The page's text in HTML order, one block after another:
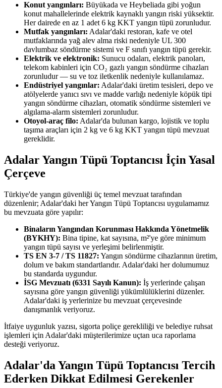
Konut yangınları: Büyükada ve Heybeliada gibi yoğun
konut mahallelerinde elektrik kaynaklı yangın riski yüksektir.
Her dairede en az 1 adet 6 kg KKT yangın tüpü zorunludur.
Mutfak yangınları: Adalar'daki restoran, kafe ve otel
mutfaklarında yağ alev alma riski nedeniyle UL 300
davlumbaz söndürme sistemi ve F sınıfı yangın tüpü gerekir.
Elektrik ve elektronik: Sunucu odaları, elektrik panoları,
telekom kabinleri için CO₂ gazlı yangın söndürme cihazları
zorunludur — su ve toz iletkenlik nedeniyle kullanılamaz.
Endüstriyel yangınlar: Adalar'daki üretim tesisleri, depo ve
atölyelerde yanıcı sıvı ve madde varlığı nedeniyle köpük tipi
yangın söndürme cihazları, otomatik söndürme sistemleri ve
algılama-alarm sistemleri zorunludur.
Otoyol-araç filo: Adalar'da bulunan kargo, lojistik ve toplu
taşıma araçları için 2 kg ve 6 kg KKT yangın tüpü mevzuat
gereklidir.
Adalar Yangın Tüpü Toptancısı İçin Yasal
Çerçeve
Türkiye'de yangın güvenliği üç temel mevzuat tarafından
düzenlenir; Adalar'daki her Yangın Tüpü Toptancısı uygulamamız
bu mevzuata göre yapılır:
Binaların Yangından Korunması Hakkında Yönetmelik
(BYKHY): Bina tipine, kat sayısına, m²'ye göre minimum
yangın tüpü sayısı ve yerleşimi belirlenmiştir.
TS EN 3-7 / TS 11827: Yangın söndürme cihazlarının üretim,
dolum ve bakım standartlarıdır. Adalar'daki her dolumumuz
bu standarda uygundur.
İSG Mevzuatı (6331 Sayılı Kanun): İş yerlerinde çalışan
sayısına göre yangın güvenliği yükümlülüklerini düzenler.
Adalar'daki iş yerlerinize bu mevzuat çerçevesinde
danışmanlık veriyoruz.
İtfaiye uygunluk yazısı, sigorta poliçe gerekliliği ve belediye ruhsat
işlemleri için Adalar'daki müşterilerimize uçtan uca raporlama
desteği veriyoruz.
Adalar'da Yangın Tüpü Toptancısı Tercih
Ederken Dikkat Edilmesi Gerekenler